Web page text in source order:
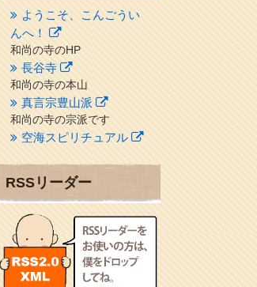
ようこそ、こんごうい
んへ！
和尚の寺のHP
長谷寺
和尚の寺の本山
真言宗豊山派
和尚の寺の宗派です
空海スピリチュアル
２１世紀を（空海）する情
クリプロホームページ
地域のライターさんです
小豆島 圓満寺
小豆島霊場第７４番のお寺
新聞屋の道具箱
RSSリーダー